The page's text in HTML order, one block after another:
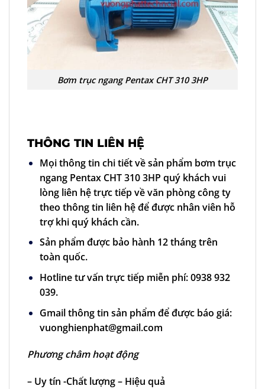
Bơm trục ngang Pentax CHT 310 3HP
THÔNG TIN LIÊN HỆ
Mọi thông tin chi tiết về sản phẩm bơm trục
ngang Pentax CHT 310 3HP quý khách vui
lòng liên hệ trực tiếp về văn phòng công ty
theo thông tin liên hệ để được nhân viên hỗ
trợ khi quý khách cần.
Sản phẩm được bảo hành 12 tháng trên
toàn quốc.
Hotline tư vấn trực tiếp miễn phí: 0938 932
039.
Gmail thông tin sản phẩm để được báo giá:
vuonghienphat@gmail.com
Phương châm hoạt động
– Uy tín -Chất lượng – Hiệu quả